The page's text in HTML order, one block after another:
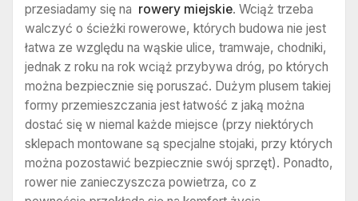
przesiadamy się na rowery miejskie. Wciąż trzeba
walczyć o ścieżki rowerowe, których budowa nie jest
łatwa ze względu na wąskie ulice, tramwaje, chodniki,
jednak z roku na rok wciąż przybywa dróg, po których
można bezpiecznie się poruszać. Dużym plusem takiej
formy przemieszczania jest łatwość z jaką można
dostać się w niemal każde miejsce (przy niektórych
sklepach montowane są specjalne stojaki, przy których
można pozostawić bezpiecznie swój sprzęt). Ponadto,
rower nie zanieczyszcza powietrza, co z